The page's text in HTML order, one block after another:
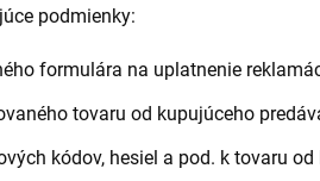
podmienky:
formulára na uplatnenie
tovaru od kupujúceho
kódov, hesiel a pod. k tovaru